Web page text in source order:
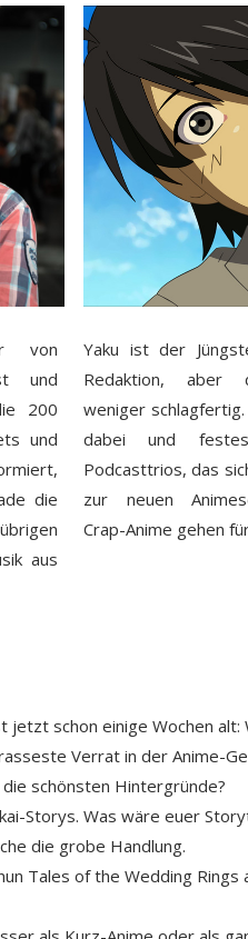
von
und
200
und
die
aus
Yaku ist der
Redaktion, aber
weniger
dabei und
Podcasttrios, das
zur neuen
Crap-Anime gehen
jetzt schon einige Wochen
Verrat in der Anime-
schönsten Hintergründe?
Storys. Was wäre euer
die grobe Handlung.
Tales of the Wedding